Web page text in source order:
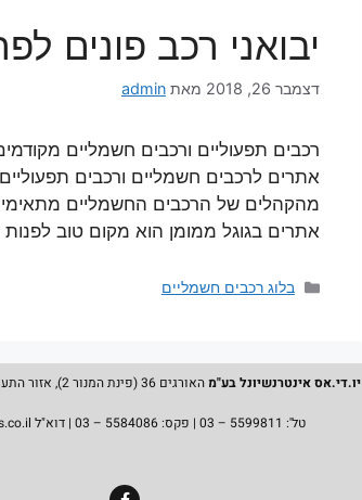
יבואני רכב פונים
דצמבר 26, 2018 מאת admin
רכבים תפעוליים ורכבים חשמליים
אתרים לרכבים חשמליים ורכבים
מהקהלים של הרכבים החשמליים
אתרים בגוגל ממומן הוא מקום טוב
בלוג רכבים חשמליים
יו.די.אס אינטרנשיונל בע"מהאורגים 36 (פינת המנור 2), אזור התעשייה חולון 5885966
טל': 5599811 – 03 | פקס: 5584086 – 03 | דוא"ל eran@uds.co.il